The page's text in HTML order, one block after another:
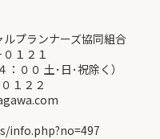
プランナーズ協同組合
２１
･日･祝除く）
２２
info.php?no=497